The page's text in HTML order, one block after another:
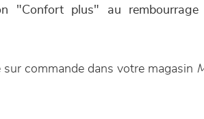
"Confort plus" au rembourrage
commande dans votre magasin